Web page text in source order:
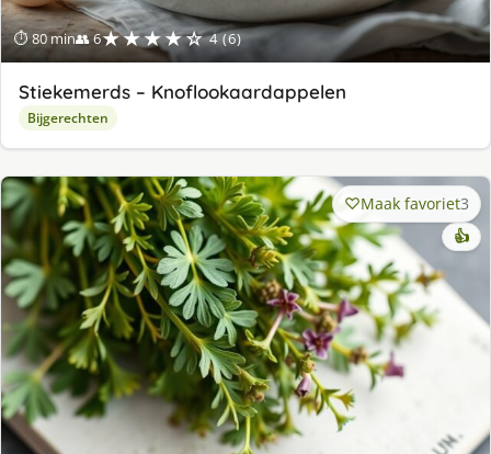
⏱ 80 min👥 6★★★★☆ 4 (6)
Stiekemerds – Knoflookaardappelen
Bijgerechten
Maak favoriet3
👍